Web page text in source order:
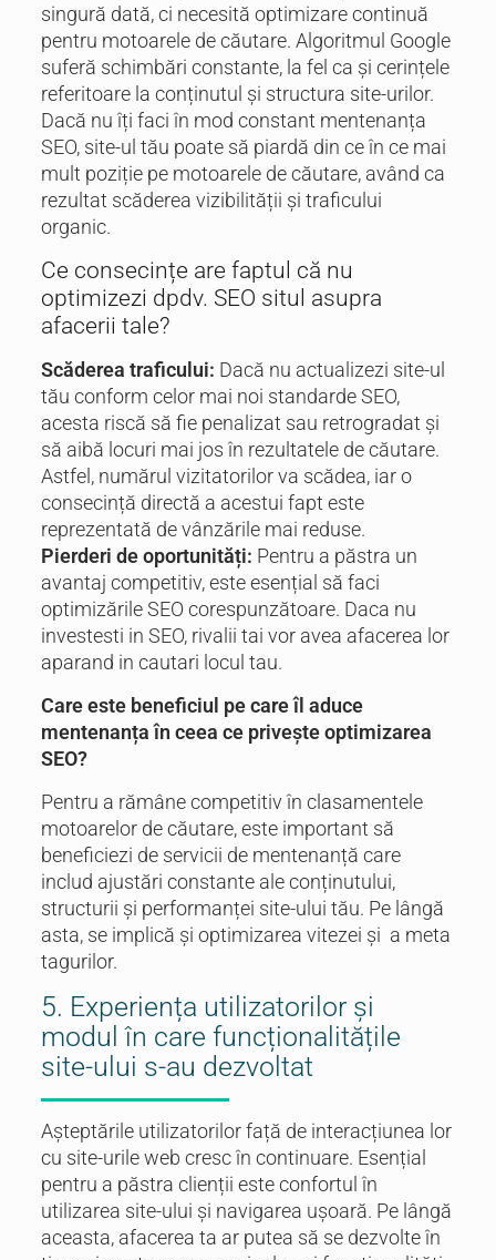
singură dată, ci necesită optimizare continuă
pentru motoarele de căutare. Algoritmul Google
suferă schimbări constante, la fel ca și cerințele
referitoare la conținutul și structura site-urilor.
Dacă nu îți faci în mod constant mentenanța
SEO, site-ul tău poate să piardă din ce în ce mai
mult poziție pe motoarele de căutare, având ca
rezultat scăderea vizibilității și traficului
organic.
Ce consecințe are faptul că nu
optimizezi dpdv. SEO situl asupra
afacerii tale?
Scăderea traficului: Dacă nu actualizezi site-ul
tău conform celor mai noi standarde SEO,
acesta riscă să fie penalizat sau retrogradat și
să aibă locuri mai jos în rezultatele de căutare.
Astfel, numărul vizitatorilor va scădea, iar o
consecință directă a acestui fapt este
reprezentată de vânzările mai reduse.
Pierderi de oportunități: Pentru a păstra un
avantaj competitiv, este esențial să faci
optimizările SEO corespunzătoare. Daca nu
investesti in SEO, rivalii tai vor avea afacerea lor
aparand in cautari locul tau.
Care este beneficiul pe care îl aduce
mentenanța în ceea ce privește optimizarea
SEO?
Pentru a rămâne competitiv în clasamentele
motoarelor de căutare, este important să
beneficiezi de servicii de mentenanță care
includ ajustări constante ale conținutului,
structurii și performanței site-ului tău. Pe lângă
asta, se implică și optimizarea vitezei și a meta
tagurilor.
5. Experiența utilizatorilor și
modul în care funcționalitățile
site-ului s-au dezvoltat
Așteptările utilizatorilor față de interacțiunea lor
cu site-urile web cresc în continuare. Esențial
pentru a păstra clienții este confortul în
utilizarea site-ului și navigarea ușoară. Pe lângă
aceasta, afacerea ta ar putea să se dezvolte în